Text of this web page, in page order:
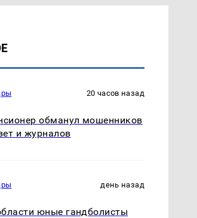
20 часов назад
обманул мошенников
и журналов
день назад
юные гандболисты